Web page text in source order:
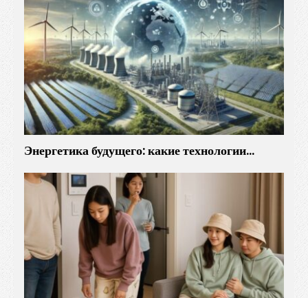
Энергетика будущего: какие технологии…